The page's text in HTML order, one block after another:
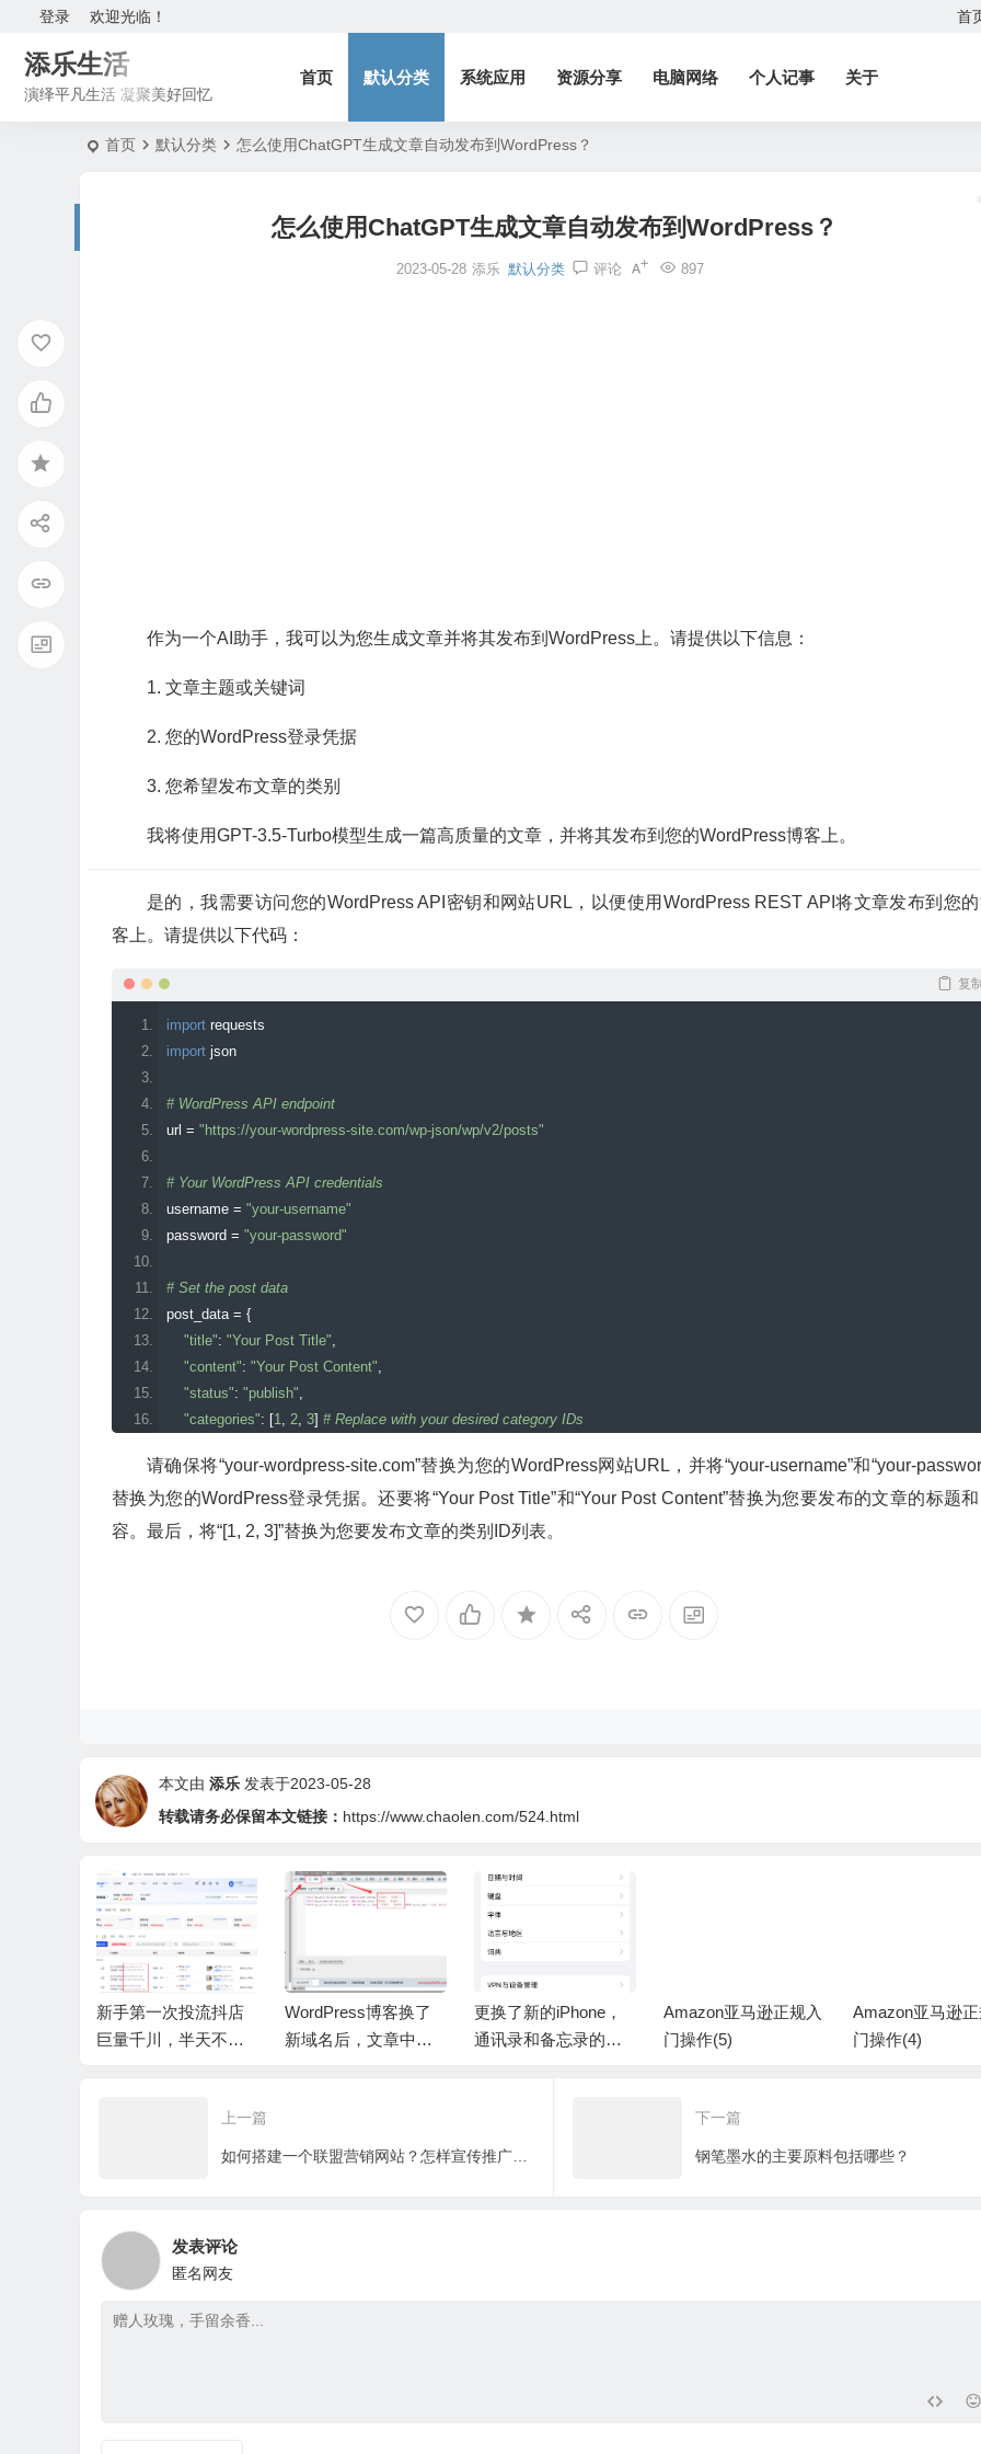
欢迎光临！
登录 首
添乐生活
演绎平凡生活 凝聚美好回忆
首页 默认分类 系统应用 资源分享 电脑网络 个人记事 关于
首页 默认分类 怎么使用ChatGPT生成文章自动发布到WordPress？
怎么使用ChatGPT生成文章自动发布到WordPress？
2023-05-28 添乐 默认分类 评论 897
作为一个AI助手，我可以为您生成文章并将其发布到WordPress上。请提供以下信息：
1. 文章主题或关键词
2. 您的WordPress登录凭据
3. 您希望发布文章的类别
我将使用GPT-3.5-Turbo模型生成一篇高质量的文章，并将其发布到您的WordPress博客上。
是的，我需要访问您的WordPress API密钥和网站URL，以便使用WordPress REST API将文章发布到您
客上。请提供以下代码：
复
import requests
import json
# WordPress API endpoint
url = "https://your-wordpress-site.com/wp-json/wp/v2/posts"
# Your WordPress API credentials
username = "your-username"
password = "your-password"
# Set the post data
post_data = {
"title": "Your Post Title",
"content": "Your Post Content",
"status": "publish",
"categories": [1, 2, 3] # Replace with your desired category IDs
# Convert the post data to JSON
json_data = json.dumps (post_data)
# Print the response
print(response.json())
请确保将“your-wordpress-site.com”替换为您的WordPress网站URL，并将“your-username”和“your-
替换为您的WordPress登录凭据。还要将“Your Post Title”和“Your Post Content”替换为您要发布的文章的标题
容。最后，将“[1, 2, 3]”替换为您要发布文章的类别ID列表。
本文由 添乐 发表于2023-05-28
转载请务必保留本文链接： https://www.chaolen.com/524.html
新手第一次投流抖店
巨量千川，半天不到
WordPress博客换了
新域名后，文章中的
更换了新的iPhone，
通讯录和备忘录的信
Amazon亚马逊正规入
门操作(5)
Amazon亚马逊
门操作(4)
上一篇 下一篇
钢笔墨水的主要原料包括哪些？
发表评论
匿名网友